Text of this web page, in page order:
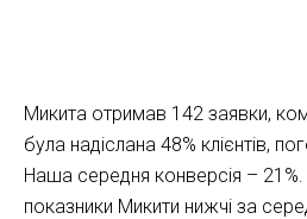
Микита отримав 142 заявки,
була надіслана 48% клієнтів,
Наша середня конверсія –
показники Микити нижчі за